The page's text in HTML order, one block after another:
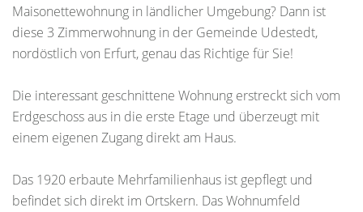
Maisonettewohnung in ländlicher Umgebung? Dann ist
diese 3 Zimmerwohnung in der Gemeinde Udestedt,
nordöstlich von Erfurt, genau das Richtige für Sie!
Die interessant geschnittene Wohnung erstreckt sich vom
Erdgeschoss aus in die erste Etage und überzeugt mit
einem eigenen Zugang direkt am Haus.
Das 1920 erbaute Mehrfamilienhaus ist gepflegt und
befindet sich direkt im Ortskern. Das Wohnumfeld